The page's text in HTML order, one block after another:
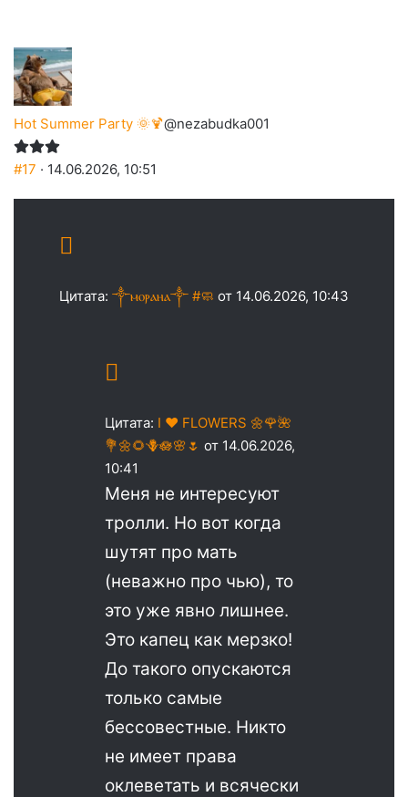
Hot Summer Party 🌞🍹@nezabudka001
#17 · 14.06.2026, 10:51
Цитата: ༒ⲙⲟⲣⲁⲏⲁ༒ #🧼 от 14.06.2026, 10:43
Цитата: I ♥️ FLOWERS 🌼🌹🌺
💐🌼🌻🪻🪷🌸🌷 от 14.06.2026,
10:41
Меня не интересуют
тролли. Но вот когда
шутят про мать
(неважно про чью), то
это уже явно лишнее.
Это капец как мерзко!
До такого опускаются
только самые
бессовестные. Никто
не имеет права
оклеветать и всячески